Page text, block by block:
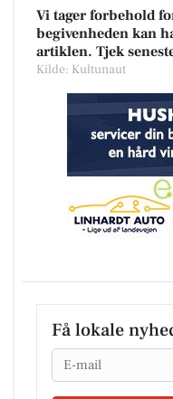
Vi tager forbehold
begivenheden kan
artiklen. Tjek
Kilde: Kultunaut
Få lokale
Email